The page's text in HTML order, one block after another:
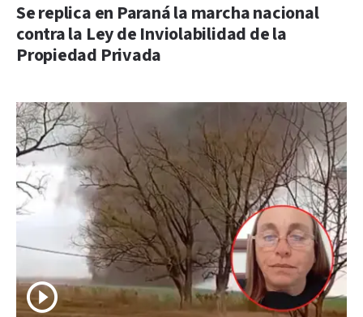
Se replica en Paraná la marcha nacional
contra la Ley de Inviolabilidad de la
Propiedad Privada